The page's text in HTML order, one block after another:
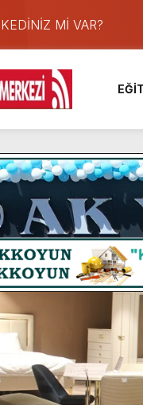
KEDİNİZ Mİ VAR?
Cumhurbaşkanı
Afşin Heyetinden
Vatandaşlardan Ağustos
Pusula Maraş
Pusula Maraş’ın
Afşin’de Orjinal deri
Başkan Furkan Kılınç:
Başkan Görgel,
Madrigal, Perşembe